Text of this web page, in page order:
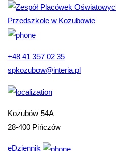
+48 41 357 02 35
spkozubow@interia.pl
Kozubów 54A
28-400 Pińczów
eDziennik